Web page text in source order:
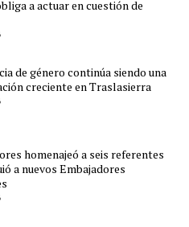
a actuar en cuestión de
de género continúa siendo una
creciente en Traslasierra
homenajeó a seis referentes
a nuevos Embajadores